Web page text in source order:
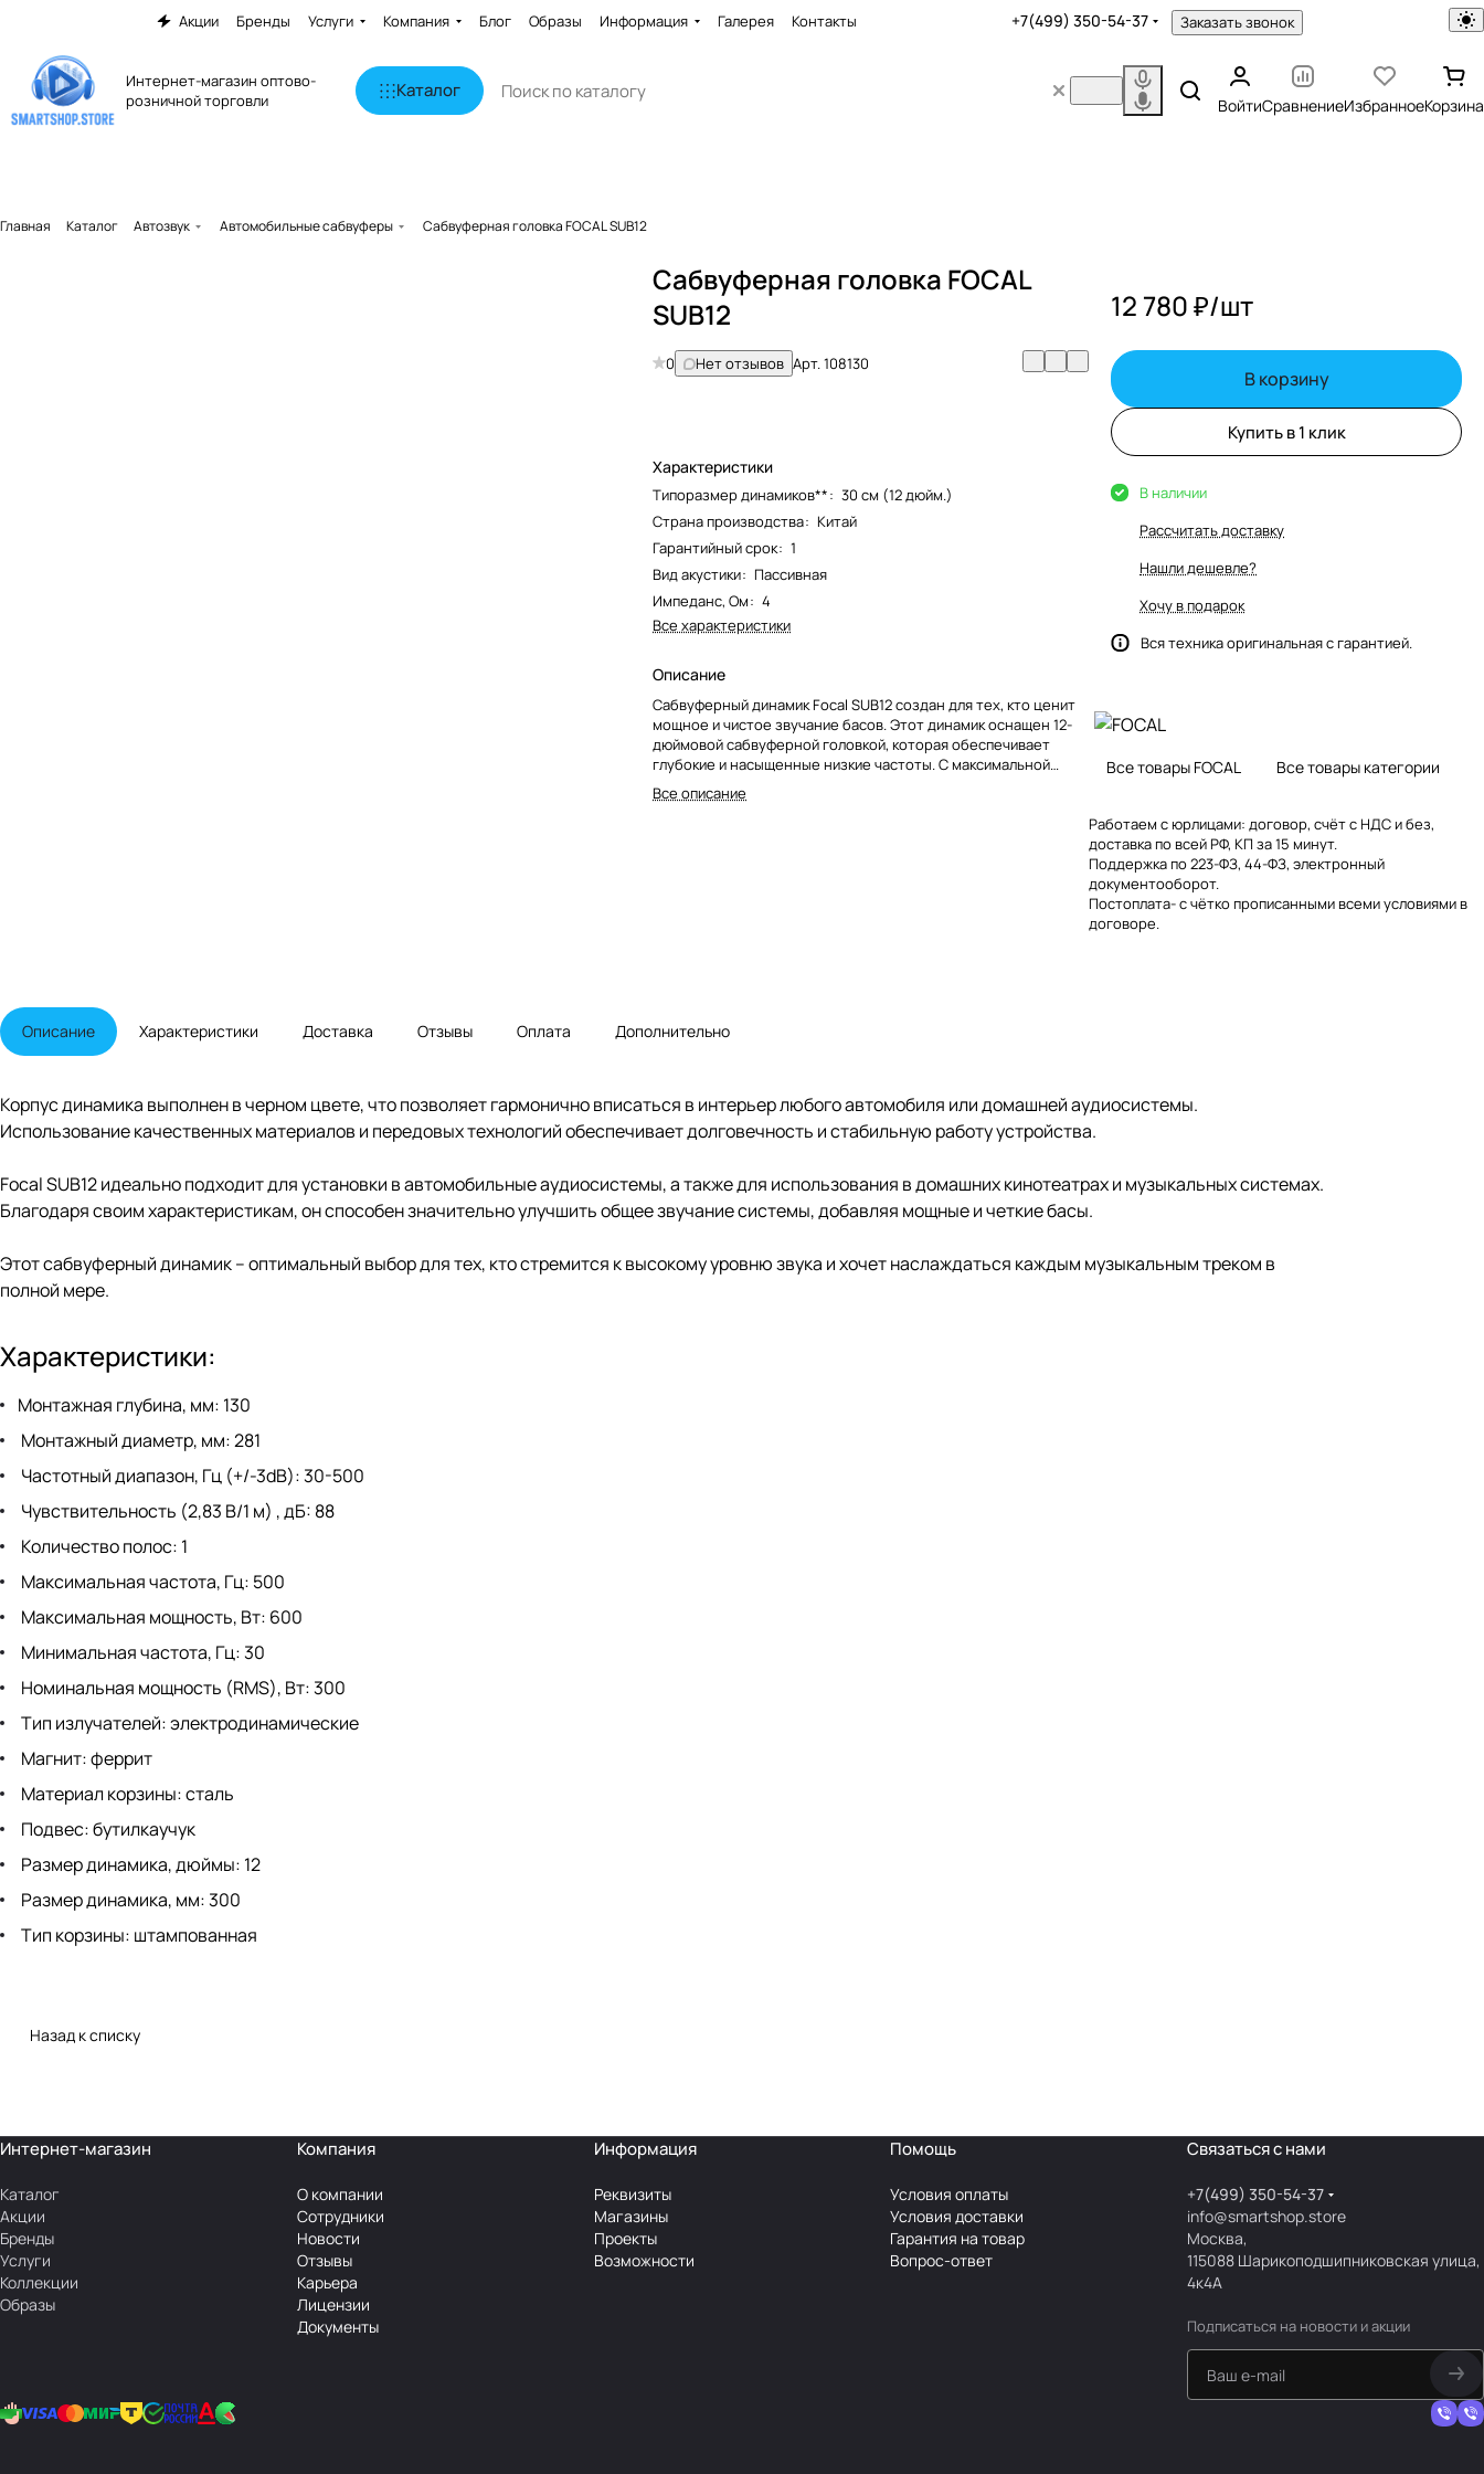
Акции Бренды Услуги Компания Блог Образы Информация Галерея Контакты +7(499) 350-54-37 Заказать звонок
Интернет-магазин оптово-
розничной торговли
Каталог
ВойтиСравнениеИзбранноеКорзина
Главная Каталог Автозвук Автомобильные сабвуферы Сабвуферная головка FOCAL SUB12
Сабвуферная головка FOCAL
SUB12
0 Нет отзывов Арт.108130
Характеристики
Типоразмер динамиков**: 30 см (12 дюйм.)
Страна производства: Китай
Гарантийный срок: 1
Вид акустики: Пассивная
Импеданс, Ом: 4
Все характеристики
Описание
Сабвуферный динамик Focal SUB12 создан для тех, кто ценит
мощное и чистое звучание басов. Этот динамик оснащен 12-
дюймовой сабвуферной головкой, которая обеспечивает
глубокие и насыщенные низкие частоты. С максимальной
мощностью 300 Вт RMS и сопротивлением 4 Ом, он способен
воспроизвести даже самые сложные музыкальные
Все описание
12 780 ₽/шт
В корзину
Купить в 1 клик
В наличии
Рассчитать доставку
Нашли дешевле?
Хочу в подарок
Вся техника оригинальная с гарантией.
Все товары FOCAL Все товары категории
Работаем с юрлицами: договор, счёт с НДС и без,
доставка по всей РФ, КП за 15 минут.
Поддержка по 223-ФЗ, 44-ФЗ, электронный
документооборот.
Постоплата- с чётко прописанными всеми условиями в
договоре.
Описание Характеристики Доставка Отзывы Оплата Дополнительно
Корпус динамика выполнен в черном цвете, что позволяет гармонично вписаться в интерьер любого автомобиля или домашней аудиосистемы.
Использование качественных материалов и передовых технологий обеспечивает долговечность и стабильную работу устройства.
Focal SUB12 идеально подходит для установки в автомобильные аудиосистемы, а также для использования в домашних кинотеатрах и музыкальных системах.
Благодаря своим характеристикам, он способен значительно улучшить общее звучание системы, добавляя мощные и четкие басы.
Этот сабвуферный динамик – оптимальный выбор для тех, кто стремится к высокому уровню звука и хочет наслаждаться каждым музыкальным треком в
полной мере.
Характеристики:
Монтажная глубина, мм: 130
Монтажный диаметр, мм: 281
Частотный диапазон, Гц (+/-3dB): 30-500
Чувствительность (2,83 В/1 м) , дБ: 88
Количество полос: 1
Максимальная частота, Гц: 500
Максимальная мощность, Вт: 600
Минимальная частота, Гц: 30
Номинальная мощность (RMS), Вт: 300
Тип излучателей: электродинамические
Магнит: феррит
Материал корзины: сталь
Подвес: бутилкаучук
Размер динамика, дюймы: 12
Размер динамика, мм: 300
Тип корзины: штампованная
Назад к списку
Интернет-магазин
Каталог
Акции
Бренды
Услуги
Коллекции
Образы
Компания
О компании
Сотрудники
Новости
Отзывы
Карьера
Лицензии
Документы
Информация
Реквизиты
Магазины
Проекты
Возможности
Помощь
Условия оплаты
Условия доставки
Гарантия на товар
Вопрос-ответ
Связаться с нами
+7(499) 350-54-37
info@smartshop.store
Москва,
115088 Шарикоподшипниковская улица,
4к4А
Подписаться на новости и акции